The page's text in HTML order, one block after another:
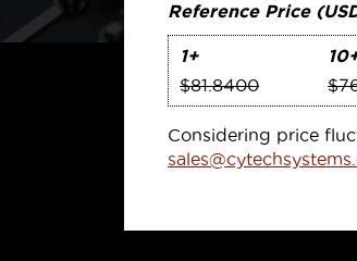
Reference Price
1+
$81.8400
Considering price